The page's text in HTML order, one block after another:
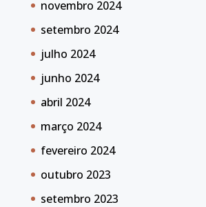
novembro 2024
setembro 2024
julho 2024
junho 2024
abril 2024
março 2024
fevereiro 2024
outubro 2023
setembro 2023